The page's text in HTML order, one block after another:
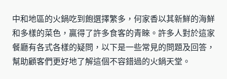
中和地區的火鍋吃到飽選擇繁多，何家香以其新鮮的海鮮
和多樣的菜色，贏得了許多食客的青睞。許多人對於這家
餐廳有各式各樣的疑問，以下是一些常見的問題及回答，
幫助顧客們更好地了解這個不容錯過的火鍋天堂。